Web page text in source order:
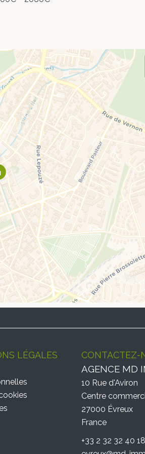
LÉGALES CONTACTEZ-
AGENCE MD
10 Rue d'Aviron
Centre
27000 Évreux
France
+33 2 32 32 40 18